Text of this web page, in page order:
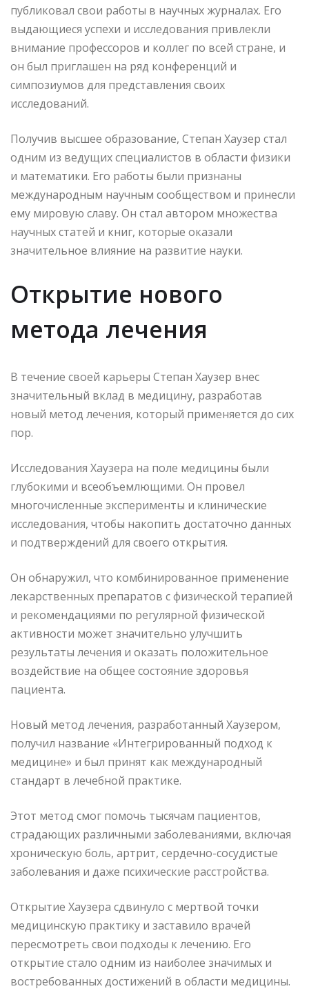
публиковал свои работы в научных журналах. Его
выдающиеся успехи и исследования привлекли
внимание профессоров и коллег по всей стране, и
он был приглашен на ряд конференций и
симпозиумов для представления своих
исследований.
Получив высшее образование, Степан Хаузер стал
одним из ведущих специалистов в области физики
и математики. Его работы были признаны
международным научным сообществом и принесли
ему мировую славу. Он стал автором множества
научных статей и книг, которые оказали
значительное влияние на развитие науки.
Открытие нового
метода лечения
В течение своей карьеры Степан Хаузер внес
значительный вклад в медицину, разработав
новый метод лечения, который применяется до сих
пор.
Исследования Хаузера на поле медицины были
глубокими и всеобъемлющими. Он провел
многочисленные эксперименты и клинические
исследования, чтобы накопить достаточно данных
и подтверждений для своего открытия.
Он обнаружил, что комбинированное применение
лекарственных препаратов с физической терапией
и рекомендациями по регулярной физической
активности может значительно улучшить
результаты лечения и оказать положительное
воздействие на общее состояние здоровья
пациента.
Новый метод лечения, разработанный Хаузером,
получил название «Интегрированный подход к
медицине» и был принят как международный
стандарт в лечебной практике.
Этот метод смог помочь тысячам пациентов,
страдающих различными заболеваниями, включая
хроническую боль, артрит, сердечно-сосудистые
заболевания и даже психические расстройства.
Открытие Хаузера сдвинуло с мертвой точки
медицинскую практику и заставило врачей
пересмотреть свои подходы к лечению. Его
открытие стало одним из наиболее значимых и
востребованных достижений в области медицины.